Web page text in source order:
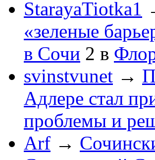
StarayaTiotka1
«зеленые
в Сочи 2 в
svinstvunet →
Адлере стал
проблемы и
Arf →